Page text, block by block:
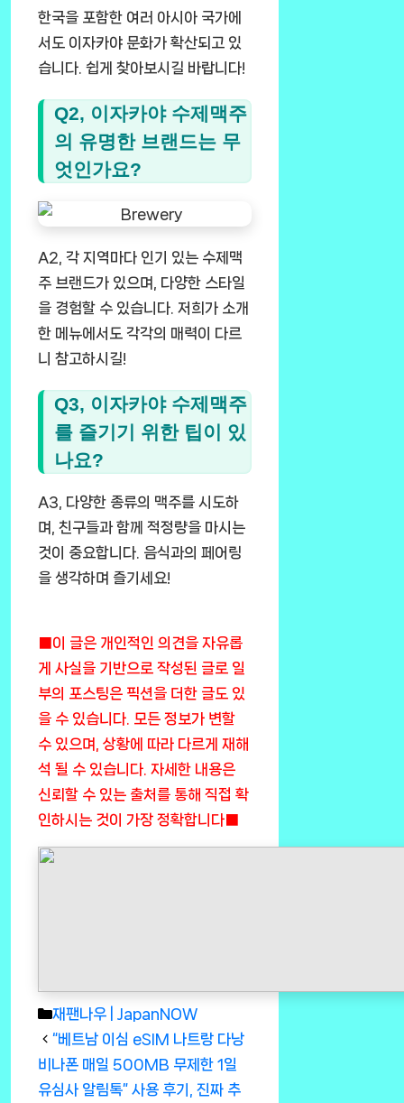
한국을 포함한 여러 아시아 국가에
서도 이자카야 문화가 확산되고 있
습니다. 쉽게 찾아보시길 바랍니다!
Q2, 이자카야 수제맥주
의 유명한 브랜드는 무
엇인가요?
A2, 각 지역마다 인기 있는 수제맥
주 브랜드가 있으며, 다양한 스타일
을 경험할 수 있습니다. 저희가 소개
한 메뉴에서도 각각의 매력이 다르
니 참고하시길!
Q3, 이자카야 수제맥주
를 즐기기 위한 팁이 있
나요?
A3, 다양한 종류의 맥주를 시도하
며, 친구들과 함께 적정량을 마시는
것이 중요합니다. 음식과의 페어링
을 생각하며 즐기세요!
■이 글은 개인적인 의견을 자유롭
게 사실을 기반으로 작성된 글로 일
부의 포스팅은 픽션을 더한 글도 있
을 수 있습니다. 모든 정보가 변할
수 있으며, 상황에 따라 다르게 재해
석 될 수 있습니다. 자세한 내용은
신뢰할 수 있는 출처를 통해 직접 확
인하시는 것이 가장 정확합니다■
Categories
재팬나우 | JapanNOW
“베트남 이심 eSIM 나트랑 다낭
비나폰 매일 500MB 무제한 1일
유심사 알림톡” 사용 후기, 진짜 추